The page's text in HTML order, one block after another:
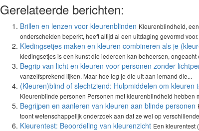
Gerelateerde berichten:
Brillen en lenzen voor kleurenblinden Kleurenblindheid,
onderscheiden beperkt, heeft altijd al een uitdaging gevormd
Kledingsetjes maken en kleuren combineren als je
kledingsetjes is een kunst die iedereen kan beheersen,
Begrip van licht en kleuren voor personen zonder
vanzelfsprekend lijken. Maar hoe leg je die uit aan iemand die...
(Kleuren)blind of slechtziend: Hulpmiddelen om kleuren
Kleurenblinde personen Personen met kleurenblindheid hebben
Begrijpen en aanleren van kleuren aan blinde personen
toont wetenschappelijk onderzoek aan dat ze wel op
Kleurentest: Beoordeling van kleurenzicht Een kleurentest